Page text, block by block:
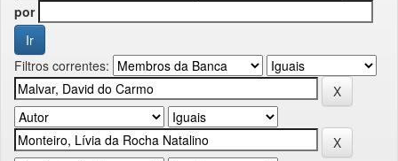
por
Filtros correntes: